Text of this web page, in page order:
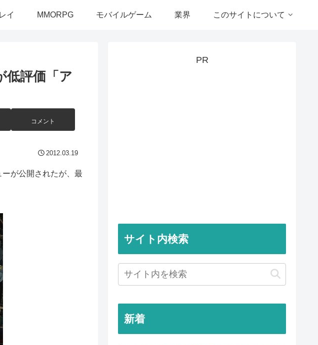
イ MMORPG モバイルゲーム 業界 このサイトについて
低評価「ア
コメント
2012.03.19
が公開されたが、最
PR
サイト内検索
新着